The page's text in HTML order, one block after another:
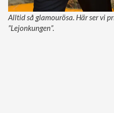
Alltid så glamourösa. Här ser vi
”Lejonkungen”.